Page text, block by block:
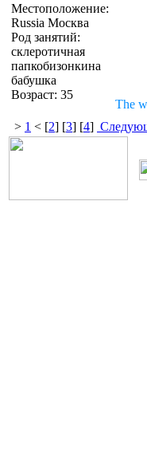
Местоположение:
Russia Москва
Род занятий:
склеротичная
папкобизонкина
бабушка
Возраст: 35
The
> 1 < [2] [3] [4]